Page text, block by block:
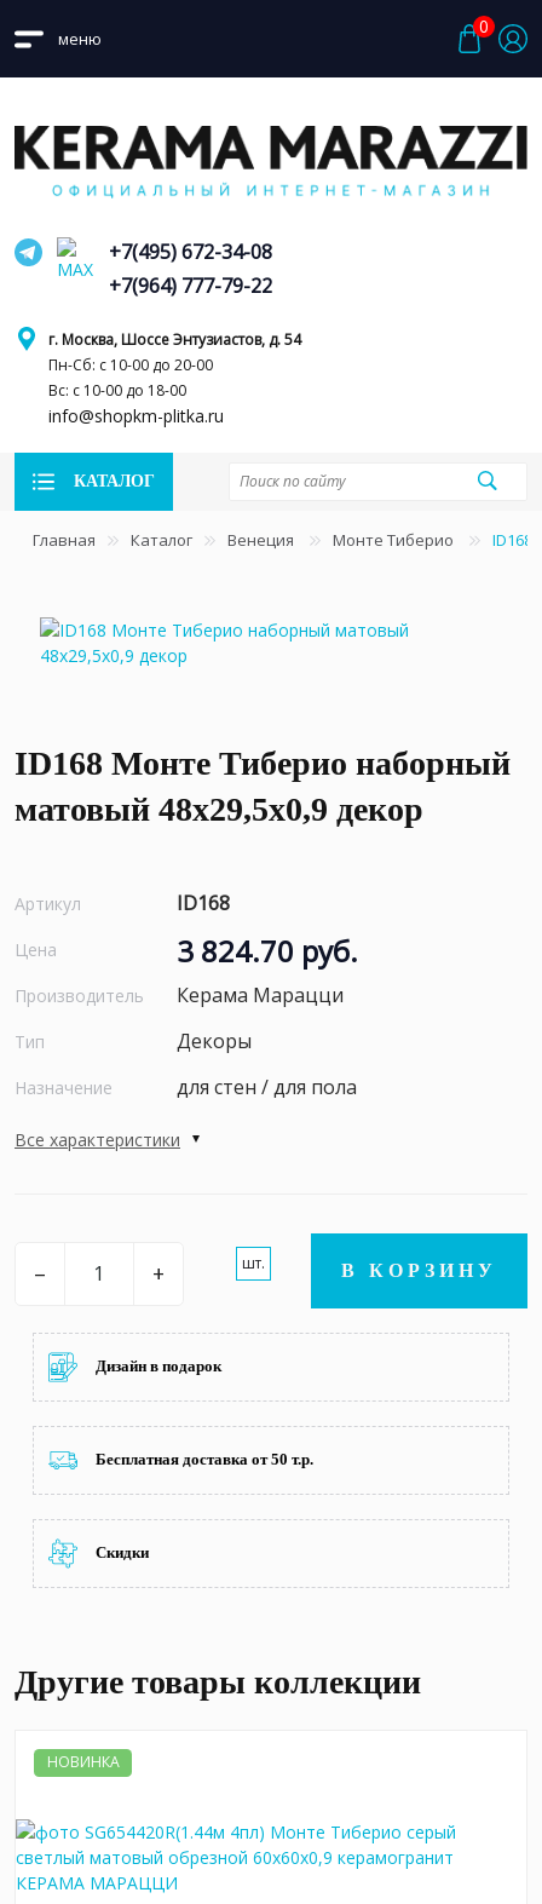
меню
0
г. Москва, Шоссе Энтузиастов, д. 54
Пн-Сб: с 10-00 до 20-00
Вс: с 10-00 до 18-00
info@shopkm-plitka.ru
+7(495) 672-34-08
+7(964) 777-79-22
КАТАЛОГ
Главная Каталог Венеция Монте Тиберио
ID168 Монте Тиберио наборный
матовый 48x29,5x0,9 декор
Артикул ID168
Цена 3 824.70 руб.
Производитель Керама Марацци
Тип Декоры
Назначение для стен / для пола
Все характеристики
– + шт. В КОРЗИНУ
Дизайн в подарок
Бесплатная доставка от 50 т.р.
Скидки
Другие товары коллекции
НОВИНКА